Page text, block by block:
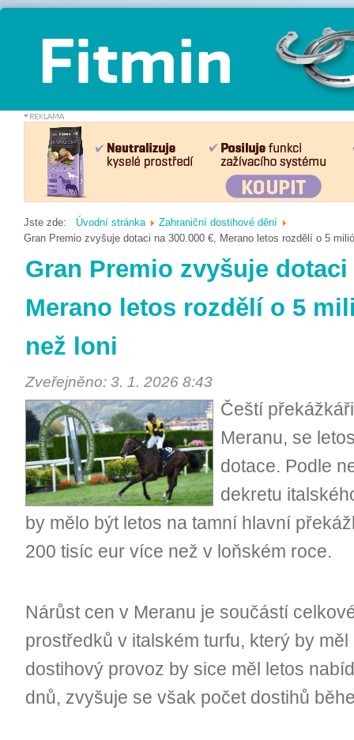
Jste zde: Úvodní stránka
Zahraniční dostihové dění
Gran Premio zvyšuje dotaci na 300.000 €, Merano letos rozdělí o 5
Gran Premio zvyšuje dotaci
Merano letos rozdělí o 5
než loni
Zveřejněno: 3. 1. 2026 8:43
Čeští
Meranu, se
dotace. Podle
dekretu
by mělo být letos na tamní hlavní
200 tisíc eur více než v loňském roce.
Nárůst cen v Meranu je součástí
prostředků v italském turfu, který by
dostihový provoz by sice měl letos
dnů, zvyšuje se však počet dostihů